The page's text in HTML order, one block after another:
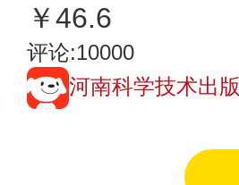
￥46.6
评论:10000
河南科学技术出